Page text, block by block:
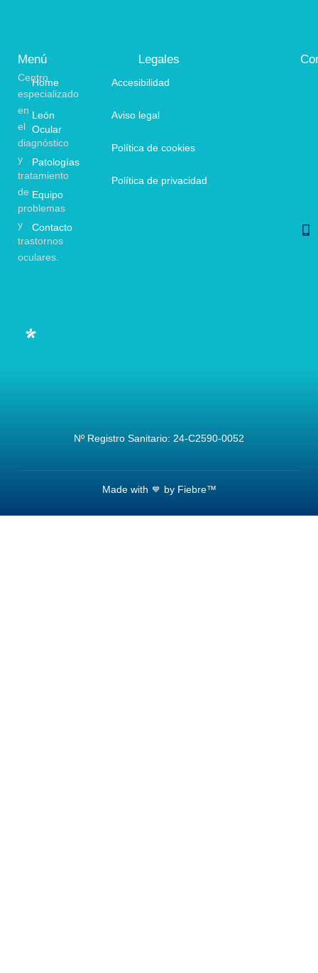
Centro
especializado
en
el
diagnóstico
y
tratamiento
de
problemas
y
trastornos
oculares.
Menú
Home
León
Ocular
Patologías
Equipo
Contacto
Legales
Accesibilidad
Aviso legal
Política de cookies
Política de privacidad
Nº Registro Sanitario: 24-C2590-0052
Made with 💙 by Fiebre™